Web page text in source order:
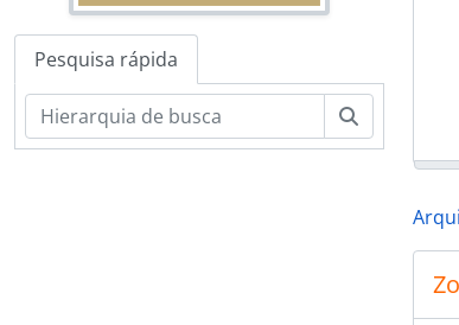
Pesquisa rápida